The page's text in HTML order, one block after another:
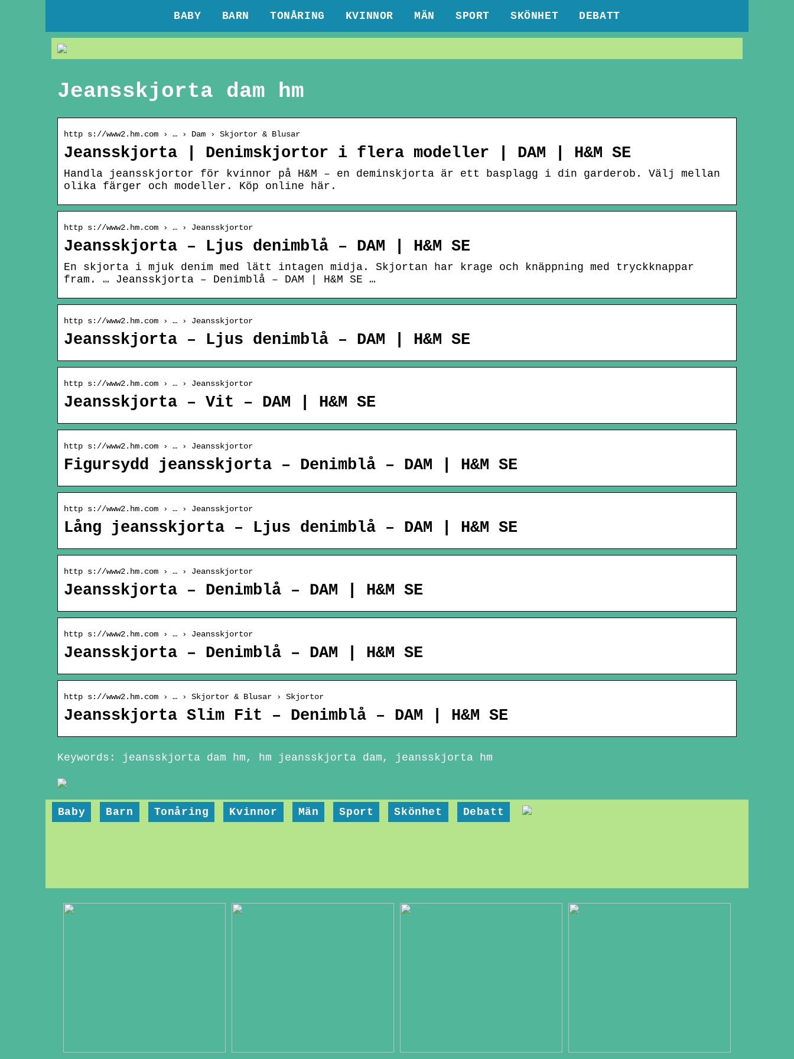
BABY BARN TONÅRING KVINNOR MÄN SPORT SKÖNHET DEBATT
Jeansskjorta dam hm
http s://www2.hm.com › … › Dam › Skjortor & Blusar
Jeansskjorta | Denimskjortor i flera modeller | DAM | H&M SE
Handla jeansskjortor för kvinnor på H&M – en deminskjorta är ett basplagg i din garderob. Välj mellan
olika färger och modeller. Köp online här.
http s://www2.hm.com › … › Jeansskjortor
Jeansskjorta – Ljus denimblå – DAM | H&M SE
En skjorta i mjuk denim med lätt intagen midja. Skjortan har krage och knäppning med tryckknappar
fram. … Jeansskjorta – Denimblå – DAM | H&M SE …
http s://www2.hm.com › … › Jeansskjortor
Jeansskjorta – Ljus denimblå – DAM | H&M SE
http s://www2.hm.com › … › Jeansskjortor
Jeansskjorta – Vit – DAM | H&M SE
http s://www2.hm.com › … › Jeansskjortor
Figursydd jeansskjorta – Denimblå – DAM | H&M SE
http s://www2.hm.com › … › Jeansskjortor
Lång jeansskjorta – Ljus denimblå – DAM | H&M SE
http s://www2.hm.com › … › Jeansskjortor
Jeansskjorta – Denimblå – DAM | H&M SE
http s://www2.hm.com › … › Jeansskjortor
Jeansskjorta – Denimblå – DAM | H&M SE
http s://www2.hm.com › … › Skjortor & Blusar › Skjortor
Jeansskjorta Slim Fit – Denimblå – DAM | H&M SE
Keywords: jeansskjorta dam hm, hm jeansskjorta dam, jeansskjorta hm
Baby Barn Tonåring Kvinnor Män Sport Skönhet Debatt